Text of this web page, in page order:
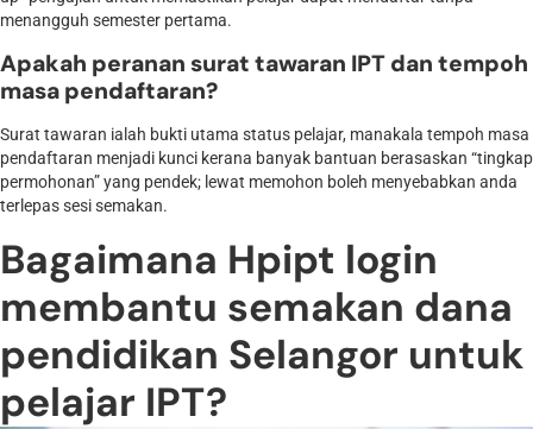
menangguh semester pertama.
Apakah peranan surat tawaran IPT dan tempoh
masa pendaftaran?
Surat tawaran ialah bukti utama status pelajar, manakala tempoh masa
pendaftaran menjadi kunci kerana banyak bantuan berasaskan “tingkap
permohonan” yang pendek; lewat memohon boleh menyebabkan anda
terlepas sesi semakan.
Bagaimana Hpipt login
membantu semakan dana
pendidikan Selangor untuk
pelajar IPT?